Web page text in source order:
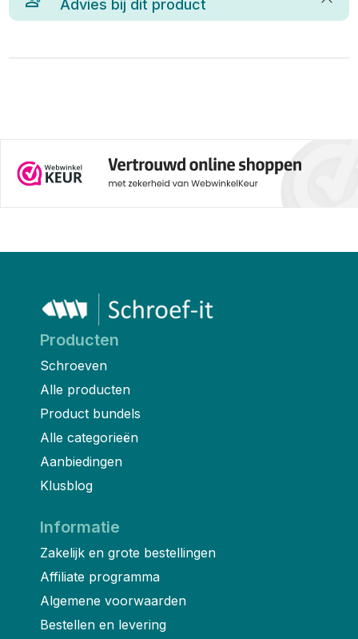
Advies bij dit product
Producten
Schroeven
Alle producten
Product bundels
Alle categorieën
Aanbiedingen
Klusblog
Informatie
Zakelijk en grote bestellingen
Affiliate programma
Algemene voorwaarden
Bestellen en levering